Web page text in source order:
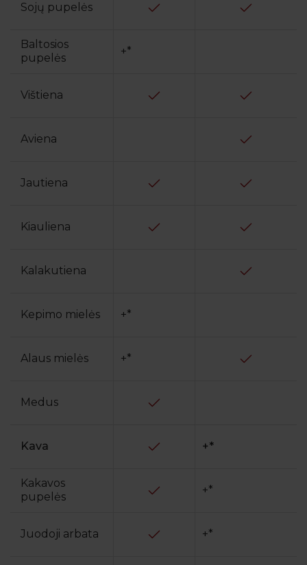
Sojų pupelės
Baltosios
pupelės
+*
Vištiena
Aviena
Jautiena
Kiauliena
Kalakutiena
Kepimo mielės +*
Alaus mielės +*
Medus
Kava +*
Kakavos
pupelės
+*
Juodoji arbata +*